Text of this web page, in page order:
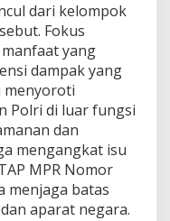
dari kelompok
Fokus
yang
dampak yang
menyoroti
Polri di luar fungsi
dan
mengangkat isu
MPR Nomor
menjaga batas
aparat negara.